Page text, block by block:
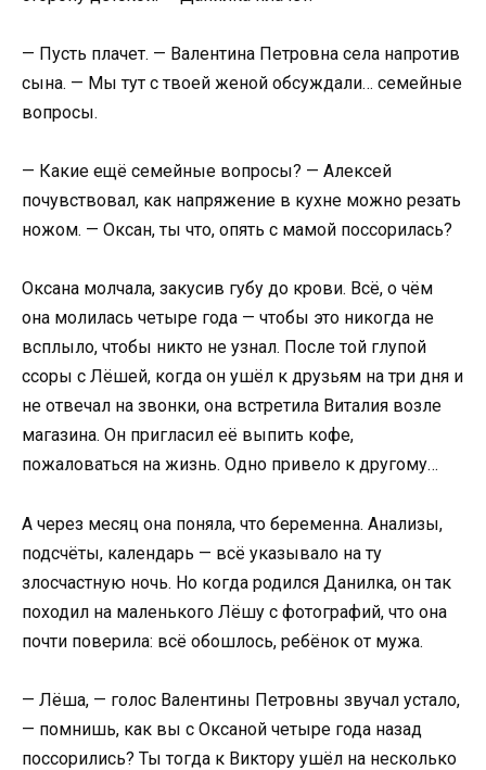
— Пусть плачет. — Валентина Петровна села напротив
сына. — Мы тут с твоей женой обсуждали… семейные
вопросы.
— Какие ещё семейные вопросы? — Алексей
почувствовал, как напряжение в кухне можно резать
ножом. — Оксан, ты что, опять с мамой поссорилась?
Оксана молчала, закусив губу до крови. Всё, о чём
она молилась четыре года — чтобы это никогда не
всплыло, чтобы никто не узнал. После той глупой
ссоры с Лёшей, когда он ушёл к друзьям на три дня и
не отвечал на звонки, она встретила Виталия возле
магазина. Он пригласил её выпить кофе,
пожаловаться на жизнь. Одно привело к другому…
А через месяц она поняла, что беременна. Анализы,
подсчёты, календарь — всё указывало на ту
злосчастную ночь. Но когда родился Данилка, он так
походил на маленького Лёшу с фотографий, что она
почти поверила: всё обошлось, ребёнок от мужа.
— Лёша, — голос Валентины Петровны звучал устало,
— помнишь, как вы с Оксаной четыре года назад
поссорились? Ты тогда к Виктору ушёл на несколько